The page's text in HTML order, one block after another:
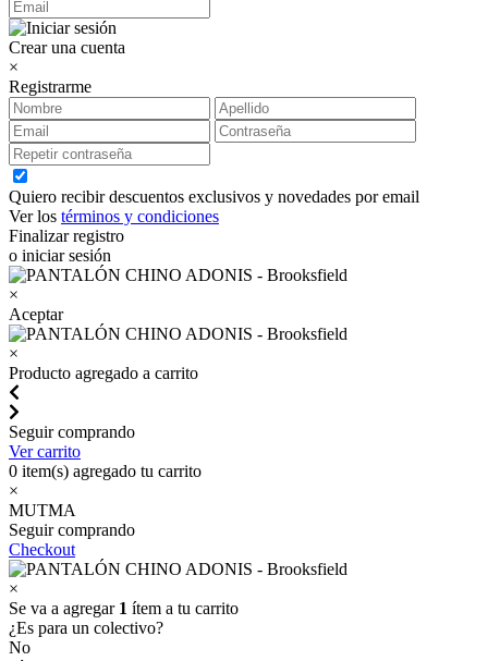
Crear una cuenta
×
Registrarme
Quiero recibir descuentos exclusivos y novedades por email
Ver los términos y condiciones
Finalizar registro
o iniciar sesión
×
Aceptar
×
Producto agregado a carrito
Seguir comprando
Ver carrito
0 item(s) agregado tu carrito
×
MUTMA
Seguir comprando
Checkout
×
Se va a agregar 1 ítem a tu carrito
¿Es para un colectivo?
No